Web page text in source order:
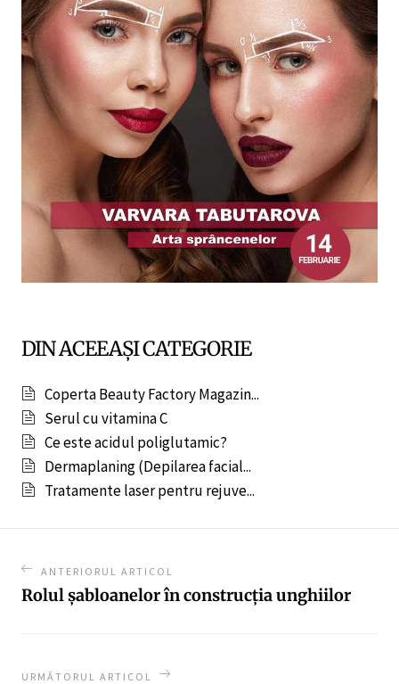
DIN ACEEAȘI CATEGORIE
Coperta Beauty Factory Magazin...
Serul cu vitamina C
Ce este acidul poliglutamic?
Dermaplaning (Depilarea facial...
Tratamente laser pentru rejuve...
ANTERIORUL ARTICOL
Rolul şabloanelor în construcţia unghiilor
URMĂTORUL ARTICOL